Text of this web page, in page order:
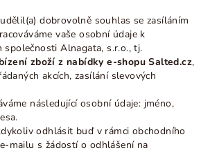
dobrovolně souhlas se zasíláním
vaše osobní údaje k
společnosti Alnagata, s.r.o., tj.
zboží z nabídky e-shopu Salted.cz,
akcích, zasílání slevových
následující osobní údaje: jméno,
odhlásit buď v rámci obchodního
mailu s žádostí o odhlášení na